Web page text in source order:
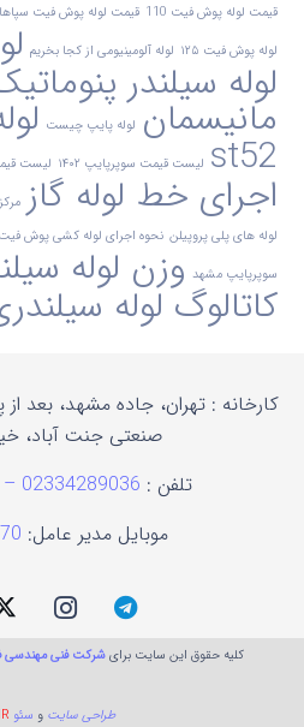
قیمت لوله پوش فیت 110
قیمت لوله پوش فیت
لوله پوش فیت ۱۲۵
لوله آلومینیومی از کجا بخریم
لوله سیلندر
مانیسمان لوله پایپ چیست
st52 لیست قیمت سوپرپایپ ۱۴۰۲ لیست قیمت
اجرای خط لوله گاز
لوله های پلی پروپیلن نحوه اجرای لوله کشی پوش فیت
سوپرپایپ مشهد وزن لوله
کاتالوگ لوله
کارخانه : تهران، جاده مشهد، بعد
صنعتی جنت آباد،
تلفن :
موبایل مدیر عامل:
کلیه حقوق این سایت برایشرکت فنی مهندسی
طراحی سایت و سئو